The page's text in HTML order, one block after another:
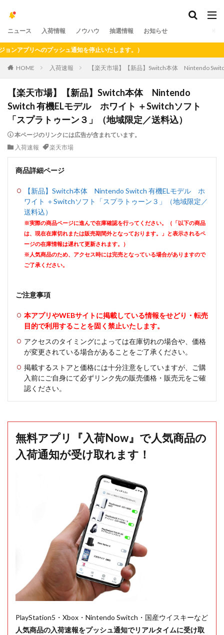
ニュース 入荷情報 ノウハウ 抽選情報 お知らせ
リへのプッシュ通知を停止いたします。）
HOME 入荷速報 【楽天市場】【新品】Switch本体 Nintendo
【楽天市場】【新品】Switch本体 Nintendo
Switch 有機ELモデル ホワイト ＋Switchソフト
「スプラトゥーン３」（地域限定／送料込）
本ページのリンクには広告が含まれています。
入荷速報
楽天市場
商品詳細ページ
【新品】Switch本体 Nintendo Switch 有機ELモデル ホ
ワイト ＋Switchソフト「スプラトゥーン３」（地域限定／
送料込）
※実際の商品ページに進んで在庫確認を行ってください。（「以下の商品
は、現在在庫切れまたは販売期間外となっております。」と表示されるペ
ージの在庫情報は遅れて更新されます。）
※人気商品のため、アクセス時には完売となっている場合がありますので
ご了承ください。
ご注意事項
本アプリやWEBサイトに掲載している情報をせどり・転売
目的で利用することを固く禁止いたします。
アクセスのタイミングによっては在庫切れの場合や、価格
が変更されている場合があることをご了承ください。
掲載するストアと価格には十分注意をしていますが、ご購
入前にご自身にて必ずリンク先の販売価格・販売元をご確
認ください。
無料アプリ『入荷Now』で人気商品の
入荷通知が受け取れます！
PlayStation5・Xbox・Nintendo Switch・国産ウイスキーなど
人気商品の入荷速報をプッシュ通知でリアルタイムに受け取